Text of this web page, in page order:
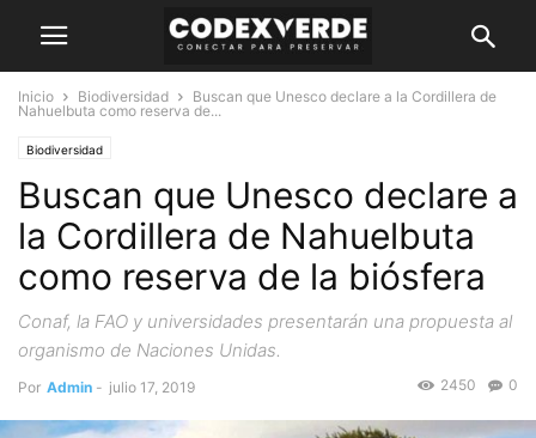
Inicio Biodiversidad
Buscan que Unesco declare a la Cordillera de
Nahuelbuta como reserva de...
Biodiversidad
Buscan que Unesco declare a
la Cordillera de Nahuelbuta
como reserva de la biósfera
Conaf, la FAO y universidades presentarán una propuesta al
organismo de Naciones Unidas.
Por Admin - julio 17, 2019 0
2450